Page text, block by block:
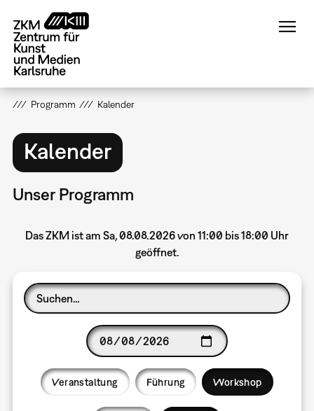
zum
Inhalt
Programm Kalender
Kalender
Unser Programm
Das ZKM ist am Sa, 08.08.2026 von 11:00 bis 18:00 Uhr
geöffnet.
Veranstaltung Führung Workshop